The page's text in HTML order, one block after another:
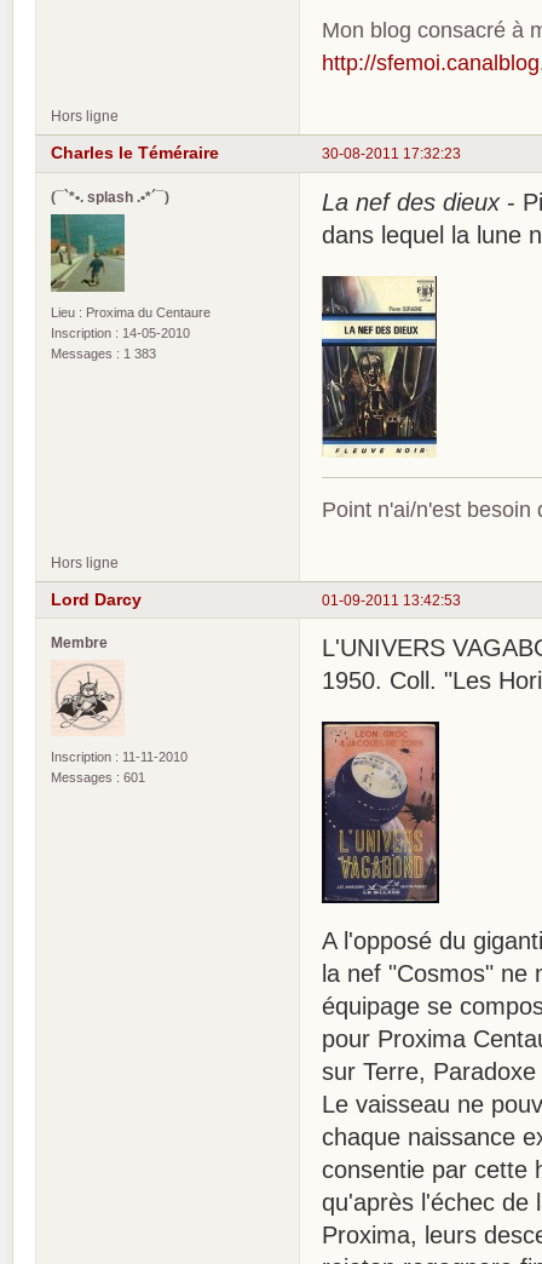
Mon blog consacré à
http://
Hors ligne
30-08-2011 17:32:23
Charles le Téméraire
(¯`*•. splash .•*´¯)
Lieu : Proxima du Centaure
Inscription : 14-05-2010
Messages : 1 383
La nef des dieux-
dans lequel la lune
Point n'ai/n'est besoin
Hors ligne
01-09-2011 13:42:53
Lord Darcy
Membre
Inscription : 11-11-2010
Messages : 601
L'UNIVERS
1950. Coll. "Les
A l'opposé du
la nef "Cosmos" ne
équipage se
pour Proxima
sur Terre,
Le vaisseau ne
chaque naissance
consentie par cette
qu'après l'échec de
Proxima, leurs